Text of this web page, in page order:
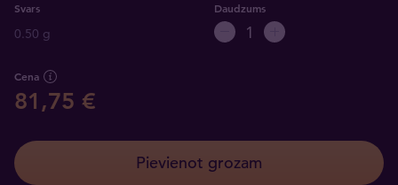
Svars
0.50 g
Daudzums
Cena
81,75 €
Pievienot grozam